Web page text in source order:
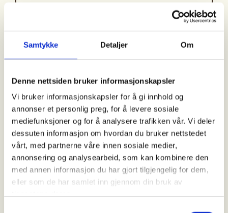
Samtykke Detaljer Om
Denne nettsiden bruker informasjonskapsler
Vi bruker informasjonskapsler for å gi innhold og
annonser et personlig preg, for å levere sosiale
mediefunksjoner og for å analysere trafikken vår. Vi deler
dessuten informasjon om hvordan du bruker nettstedet
vårt, med partnerne våre innen sosiale medier,
annonsering og analysearbeid, som kan kombinere den
med annen informasjon du har gjort tilgjengelig for dem,
eller som de har samlet inn gjennom din bruk av
Arrangør
Kontaktperson
https://92233948
lasse.jenssen@gmail.com
Introjakt på Vestlandet/Bergens området
PÅMELDING: Ring eller send e-post til den
arrangøransvarlige for påmelding eller